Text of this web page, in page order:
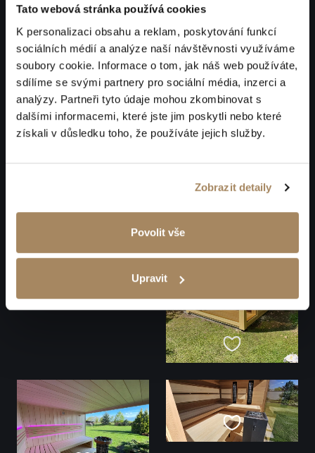
Tato webová stránka používá cookies
K personalizaci obsahu a reklam, poskytování funkcí
sociálních médií a analýze naší návštěvnosti využíváme
soubory cookie. Informace o tom, jak náš web používáte,
sdílíme se svými partnery pro sociální média, inzerci a
analýzy. Partneři tyto údaje mohou zkombinovat s
dalšími informacemi, které jste jim poskytli nebo které
získali v důsledku toho, že používáte jejich služby.
Zobrazit detaily
Povolit vše
Upravit